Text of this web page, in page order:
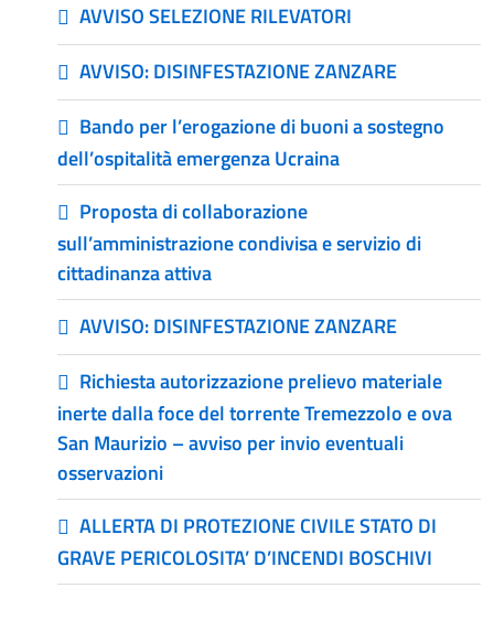
AVVISO SELEZIONE RILEVATORI
AVVISO: DISINFESTAZIONE ZANZARE
Bando per l’erogazione di buoni a sostegno
dell’ospitalità emergenza Ucraina
Proposta di collaborazione
sull’amministrazione condivisa e servizio di
cittadinanza attiva
AVVISO: DISINFESTAZIONE ZANZARE
Richiesta autorizzazione prelievo materiale
inerte dalla foce del torrente Tremezzolo e ova
San Maurizio – avviso per invio eventuali
osservazioni
ALLERTA DI PROTEZIONE CIVILE STATO DI
GRAVE PERICOLOSITA’ D’INCENDI BOSCHIVI